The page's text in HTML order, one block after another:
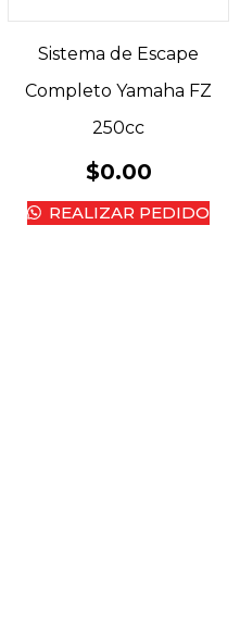
Sistema de Escape
Completo Yamaha FZ
250cc
$0.00
REALIZAR PEDIDO